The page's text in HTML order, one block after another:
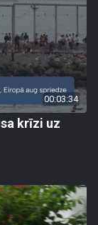
00:03:34
krīzi uz